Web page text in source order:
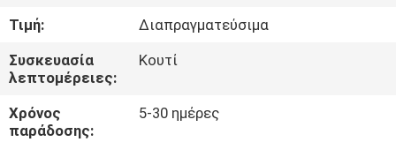
ΕΛΆΤΕ
ΣΕ
ΕΠΑΦΉ
ΜΕ
Τιμή:
Διαπραγματεύσιμα
Συσκευασία
λεπτομέρειες:
Κουτί
Χρόνος
παράδοσης:
5-30 ημέρες